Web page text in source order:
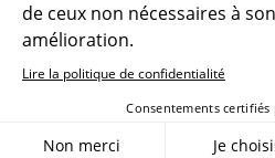
©
Créer un compte Se connecter
Gestion des
de ceux non nécessaires à
amélioration.
Lire la politique de confidentialité
Consentements certifiés
Non merci Je